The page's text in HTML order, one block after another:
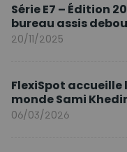
Série E7 – Édition
bureau assis
20/11/2025
FlexiSpot
monde Sami
ambassadeur de la
06/03/2026